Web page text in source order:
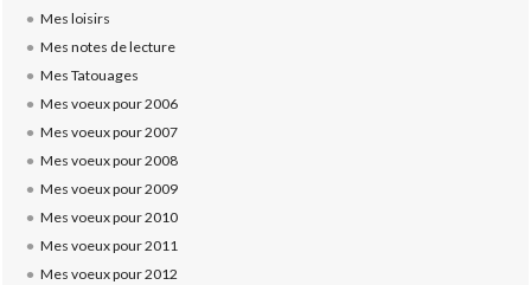
Mes loisirs
Mes notes de lecture
Mes Tatouages
Mes voeux pour 2006
Mes voeux pour 2007
Mes voeux pour 2008
Mes voeux pour 2009
Mes voeux pour 2010
Mes voeux pour 2011
Mes voeux pour 2012